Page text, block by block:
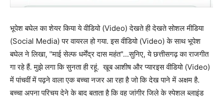
भूपेश बघेल का शेयर किया ये वीडियो (Video) देखते ही देखते सोशल मीडिया
(Social Media) पर वायरल हो गया. इस वीडियो (Video) के साथ भूपेश
बघेल ने लिखा, ''माई सेल्फ धर्मेंद्र दास महंत"...सुनिए, ये छत्तीसगढ़ का राजगीत
गा रहे हैं. मुझे लगा कि सुनता ही रहूं. खूब आशीष और प्यारइस वीडियो (Video)
में पांचवीं में पढ़ने वाला एक बच्चा नजर आ रहा है जो कि देख पाने में अक्षम है.
बच्चा अपना परिचय देने के बाद बताता है कि वह जांगीर जिले के स्पेशल ब्लाइंड